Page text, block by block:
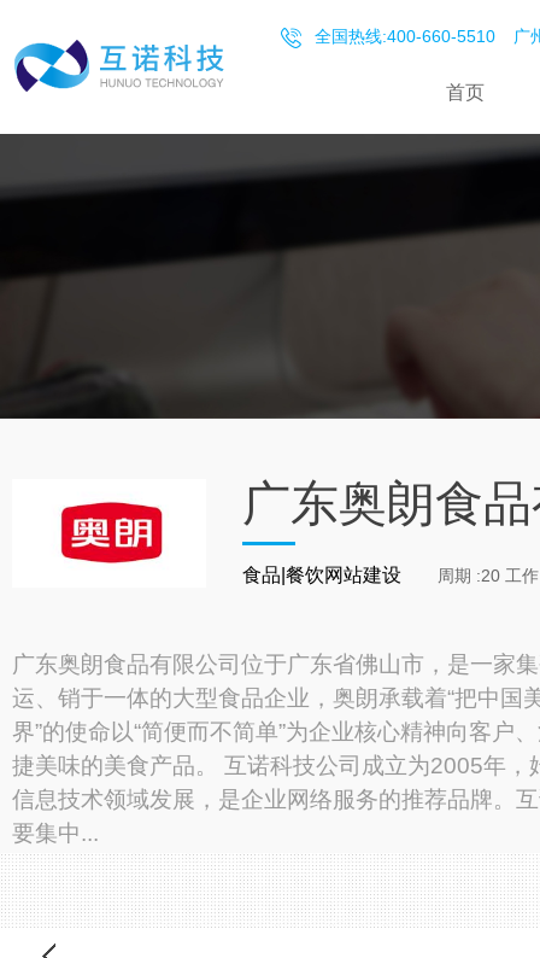
全国热线:400-660-5510 广
首页
广东奥朗食
食品|餐饮网站建设 周期 :20 工
广东奥朗食品有限公司位于广东省佛山市，是一家
运、销于一体的大型食品企业，奥朗承载着“把中国
界”的使命以“简便而不简单”为企业核心精神向客户
捷美味的美食产品。 互诺科技公司成立为2005年，
信息技术领域发展，是企业网络服务的推荐品牌。
要集中...